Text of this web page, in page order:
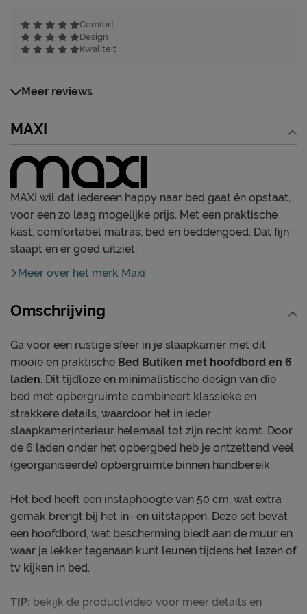
Comfort
Design
Kwaliteit
Meer reviews
MAXI
MAXI wil dat iedereen happy naar bed gaat én opstaat,
voor een zo laag mogelijke prijs. Met een praktische
kast, comfortabel matras, bed en beddengoed. Dat fijn
slaapt en er goed uitziet.
Meer over het merk Maxi
Omschrijving
Ga voor een rustige sfeer in je slaapkamer met dit
mooie en praktische Bed Butiken met hoofdbord en 6
laden. Dit tijdloze en minimalistische design van die
bed met opbergruimte combineert klassieke en
strakkere details, waardoor het in ieder
slaapkamerinterieur helemaal tot zijn recht komt. Door
de 6 laden onder het opbergbed heb je ontzettend veel
(georganiseerde) opbergruimte binnen handbereik.
Het bed heeft een instaphoogte van 50 cm, wat extra
gemak brengt bij het in- en uitstappen. Deze set bevat
een hoofdbord, wat bescherming biedt aan de muur en
waar je lekker tegenaan kunt leunen tijdens het lezen of
tv kijken in bed.
TIP: bekijk de productvideo voor meer details en